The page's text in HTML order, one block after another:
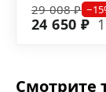
29 008 ₽
24 650 ₽
Смотрите